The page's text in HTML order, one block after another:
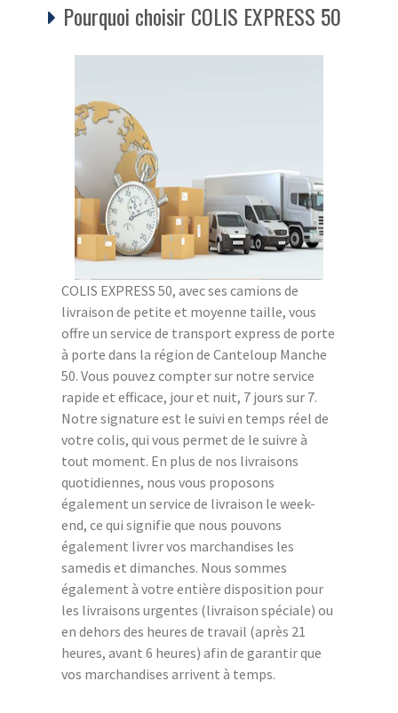
Pourquoi choisir COLIS EXPRESS 50
COLIS EXPRESS 50, avec ses camions de
livraison de petite et moyenne taille, vous
offre un service de transport express de porte
à porte dans la région de Canteloup Manche
50. Vous pouvez compter sur notre service
rapide et efficace, jour et nuit, 7 jours sur 7.
Notre signature est le suivi en temps réel de
votre colis, qui vous permet de le suivre à
tout moment. En plus de nos livraisons
quotidiennes, nous vous proposons
également un service de livraison le week-
end, ce qui signifie que nous pouvons
également livrer vos marchandises les
samedis et dimanches. Nous sommes
également à votre entière disposition pour
les livraisons urgentes (livraison spéciale) ou
en dehors des heures de travail (après 21
heures, avant 6 heures) afin de garantir que
vos marchandises arrivent à temps.